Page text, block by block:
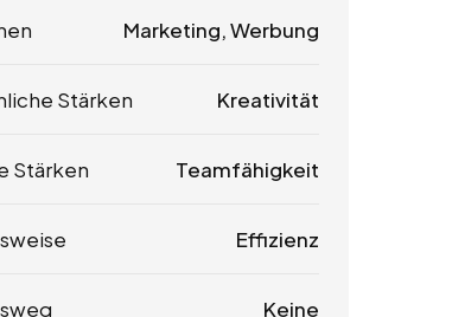
Marketing, Werbung
Stärken Kreativität
Stärken Teamfähigkeit
Effizienz
Keine